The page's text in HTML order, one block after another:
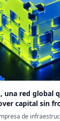
una red global
capital sin
de